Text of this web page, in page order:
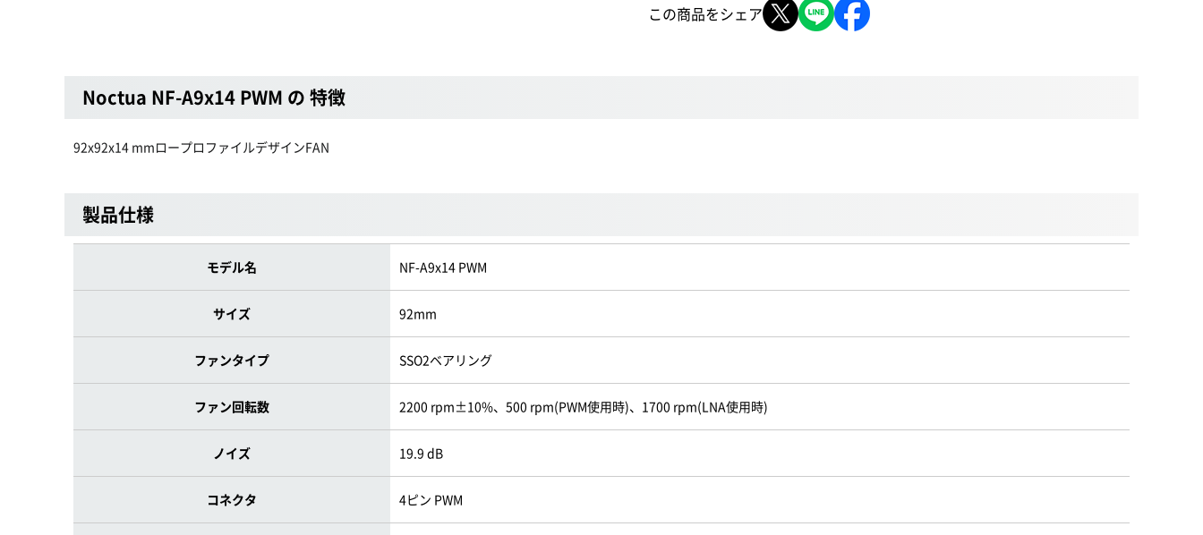
この商品をシェア
Noctua NF-A9x14 PWM の 特徴
92x92x14 mmロープロファイルデザインFAN
製品仕様
モデル名 NF-A9x14 PWM
サイズ 92mm
ファンタイプ SSO2ベアリング
ファン回転数 2200 rpm±10%、500 rpm(PWM使用時)、1700 rpm(LNA使用時)
ノイズ 19.9 dB
コネクタ 4ピン PWM